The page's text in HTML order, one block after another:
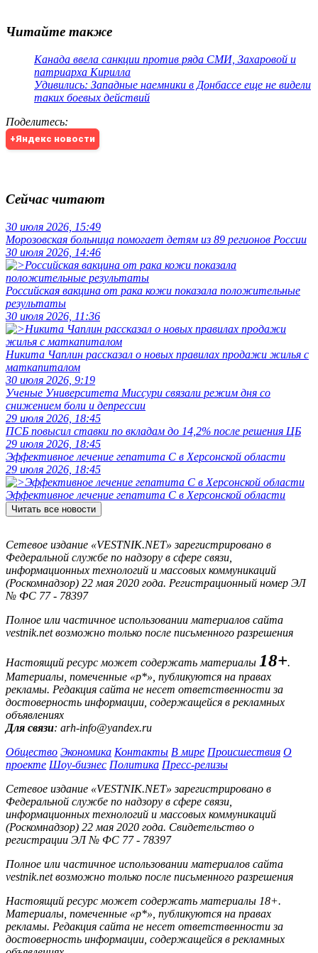
Читайте также
Канада ввела санкции против ряда СМИ, Захаровой и
патриарха Кирилла
Удивились: Западные наемники в Донбассе еще не видели
таких боевых действий
Поделитесь:
+Яндекс новости
Сейчас читают
30 июля 2026, 15:49
Морозовская больница помогает детям из 89 регионов России
30 июля 2026, 14:46
Российская вакцина от рака кожи показала положительные
результаты
30 июля 2026, 11:36
Никита Чаплин рассказал о новых правилах продажи жилья с
маткапиталом
30 июля 2026, 9:19
Ученые Университета Миссури связали режим дня со
снижением боли и депрессии
29 июля 2026, 18:45
ПСБ повысил ставки по вкладам до 14,2% после решения ЦБ
29 июля 2026, 18:45
Эффективное лечение гепатита C в Херсонской области
29 июля 2026, 18:45
Эффективное лечение гепатита C в Херсонской области
Читать все новости
Сетевое издание «VESTNIK.NET» зарегистрировано в
Федеральной службе по надзору в сфере связи,
информационных технологий и массовых коммуникаций
(Роскомнадзор) 22 мая 2020 года. Регистрационный номер ЭЛ
№ ФС 77 - 78397
Полное или частичное использовании материалов сайта
vestnik.net возможно только после письменного разрешения
Настоящий ресурс может содержать материалы 18+.
Материалы, помеченные «р*», публикуются на правах
рекламы. Редакция сайта не несет ответственности за
достоверность информации, содержащейся в рекламных
объявлениях
Для связи: arh-info@yandex.ru
Общество Экономика Контакты В мире Происшествия О
проекте Шоу-бизнес Политика Пресс-релизы
Сетевое издание «VESTNIK.NET» зарегистрировано в
Федеральной службе по надзору в сфере связи,
информационных технологий и массовых коммуникаций
(Роскомнадзор) 22 мая 2020 года. Свидетельство о
регистрации ЭЛ № ФС 77 - 78397
Полное или частичное использовании материалов сайта
vestnik.net возможно только после письменного разрешения
Настоящий ресурс может содержать материалы 18+.
Материалы, помеченные «р*», публикуются на правах
рекламы. Редакция сайта не несет ответственности за
достоверность информации, содержащейся в рекламных